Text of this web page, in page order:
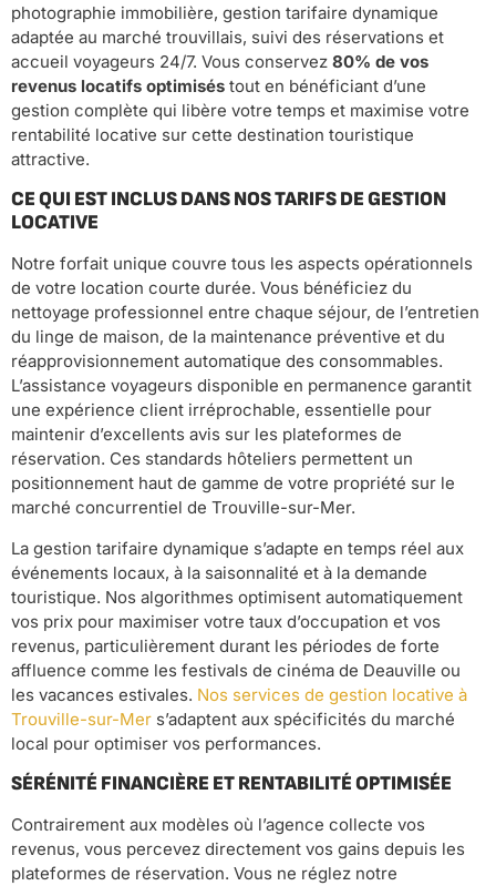
photographie immobilière, gestion tarifaire dynamique
adaptée au marché trouvillais, suivi des réservations et
accueil voyageurs 24/7. Vous conservez 80% de vos
revenus locatifs optimisés tout en bénéficiant d’une
gestion complète qui libère votre temps et maximise votre
rentabilité locative sur cette destination touristique
attractive.
CE QUI EST INCLUS DANS NOS TARIFS DE GESTION
LOCATIVE
Notre forfait unique couvre tous les aspects opérationnels
de votre location courte durée. Vous bénéficiez du
nettoyage professionnel entre chaque séjour, de l’entretien
du linge de maison, de la maintenance préventive et du
réapprovisionnement automatique des consommables.
L’assistance voyageurs disponible en permanence garantit
une expérience client irréprochable, essentielle pour
maintenir d’excellents avis sur les plateformes de
réservation. Ces standards hôteliers permettent un
positionnement haut de gamme de votre propriété sur le
marché concurrentiel de Trouville-sur-Mer.
La gestion tarifaire dynamique s’adapte en temps réel aux
événements locaux, à la saisonnalité et à la demande
touristique. Nos algorithmes optimisent automatiquement
vos prix pour maximiser votre taux d’occupation et vos
revenus, particulièrement durant les périodes de forte
affluence comme les festivals de cinéma de Deauville ou
les vacances estivales. Nos services de gestion locative à
Trouville-sur-Mer s’adaptent aux spécificités du marché
local pour optimiser vos performances.
SÉRÉNITÉ FINANCIÈRE ET RENTABILITÉ OPTIMISÉE
Contrairement aux modèles où l’agence collecte vos
revenus, vous percevez directement vos gains depuis les
plateformes de réservation. Vous ne réglez notre